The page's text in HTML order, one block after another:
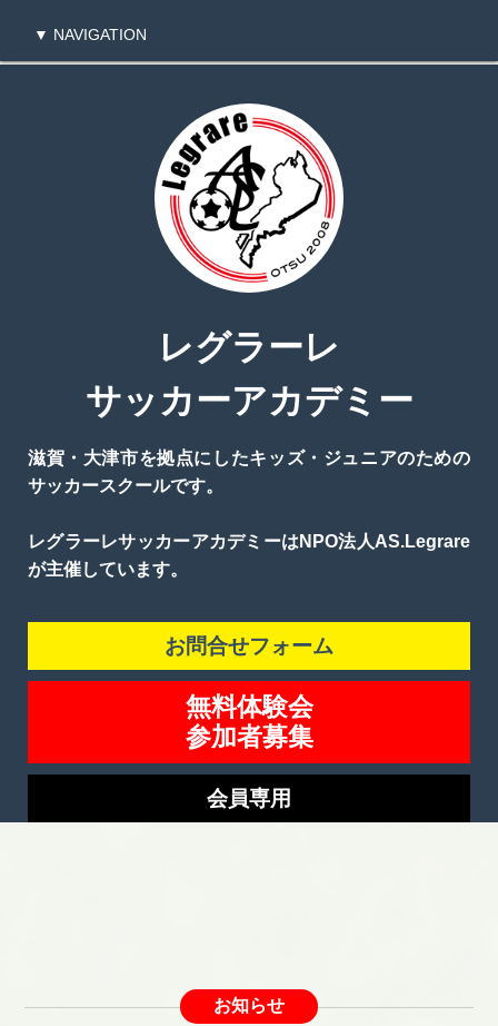
レグラーレ
サッカーアカデミー
滋賀・大津市を拠点にしたキッズ・ジュニアのための
サッカースクールです。
レグラーレサッカーアカデミーはNPO法人AS.Legrare
が主催しています。
お問合せフォーム
無料体験会
参加者募集
会員専用
▼ NAVIGATION
会員専用のTOPに戻る
お知らせ